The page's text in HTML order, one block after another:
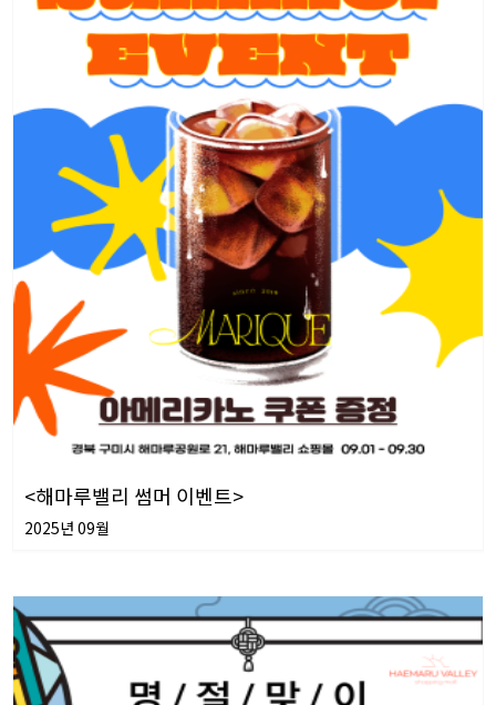
<해마루밸리 썸머 이벤트>
2025년 09월